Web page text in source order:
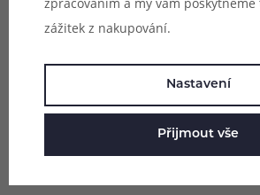
surovin na trhu a prochází celou
ihned po dolití báze bez potřeby
odležet pro zvýraznění chuti všech
Příchutě Adam's vape jsou dodávány
zážitek z nakupování.
Nastavení
Přijmout vše